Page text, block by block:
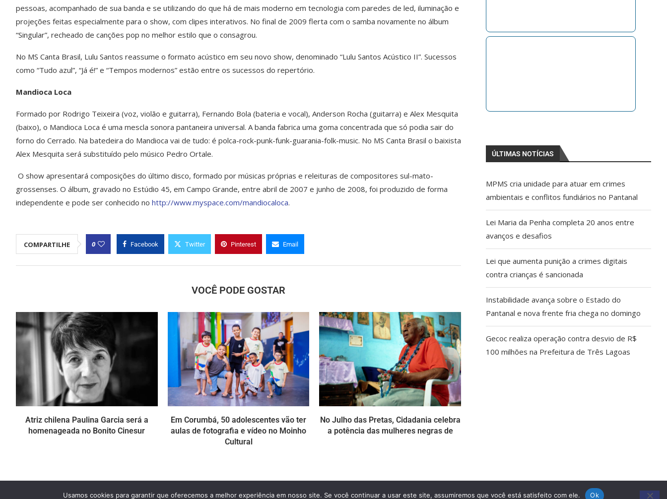
pessoas, acompanhado de sua banda e se utilizando do que há de mais moderno em tecnologia com paredes de led, iluminação e
projeções feitas especialmente para o show, com clipes interativos. No final de 2009 flerta com o samba novamente no álbum
“Singular”, recheado de canções pop no melhor estilo que o consagrou.
No MS Canta Brasil, Lulu Santos reassume o formato acústico em seu novo show, denominado “Lulu Santos Acústico II”. Sucessos
como “Tudo azul”, “Já é!” e “Tempos modernos” estão entre os sucessos do repertório.
Mandioca Loca
Formado por Rodrigo Teixeira (voz, violão e guitarra), Fernando Bola (bateria e vocal), Anderson Rocha (guitarra) e Alex Mesquita
(baixo), o Mandioca Loca é uma mescla sonora pantaneira universal. A banda fabrica uma goma concentrada que só podia sair do
forno do Cerrado. Na batedeira do Mandioca vai de tudo: é polca-rock-punk-funk-guarania-folk-music. No MS Canta Brasil o baixista
Alex Mesquita será substituído pelo músico Pedro Ortale.
O show apresentará composições do último disco, formado por músicas próprias e releituras de compositores sul-mato-
grossenses. O álbum, gravado no Estúdio 45, em Campo Grande, entre abril de 2007 e junho de 2008, foi produzido de forma
independente e pode ser conhecido no http://www.myspace.com/mandiocaloca.
COMPARTILHE 0 Facebook Twitter Pinterest Email
VOCÊ PODE GOSTAR
Atriz chilena Paulina Garcia será a
homenageada no Bonito Cinesur
Em Corumbá, 50 adolescentes vão ter
aulas de fotografia e vídeo no Moinho
Cultural
No Julho das Pretas, Cidadania celebra
a potência das mulheres negras de
ÚLTIMAS NOTÍCIAS
MPMS cria unidade para atuar em crimes
ambientais e conflitos fundiários no Pantanal
Lei Maria da Penha completa 20 anos entre
avanços e desafios
Lei que aumenta punição a crimes digitais
contra crianças é sancionada
Instabilidade avança sobre o Estado do
Pantanal e nova frente fria chega no domingo
Gecoc realiza operação contra desvio de R$
100 milhões na Prefeitura de Três Lagoas
Usamos cookies para garantir que oferecemos a melhor experiência em nosso site. Se você continuar a usar este site, assumiremos que você está satisfeito com ele. Ok